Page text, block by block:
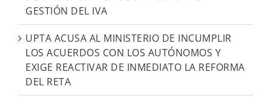
GESTIÓN DEL IVA
UPTA ACUSA AL MINISTERIO DE INCUMPLIR
LOS ACUERDOS CON LOS AUTÓNOMOS Y
EXIGE REACTIVAR DE INMEDIATO LA REFORMA
DEL RETA